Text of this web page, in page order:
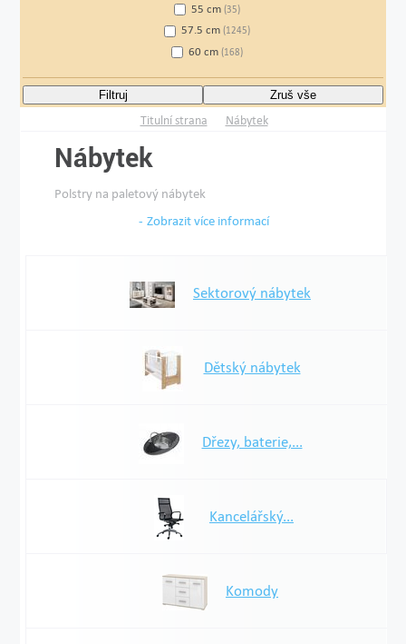
55 cm (35)
57.5 cm (1245)
60 cm (168)
Filtruj Zruš vše
Titulní strana Nábytek
Nábytek
Polstry na paletový nábytek
Zobrazit více informací
Sektorový nábytek
Dětský nábytek
Dřezy, baterie,...
Kancelářský...
Komody